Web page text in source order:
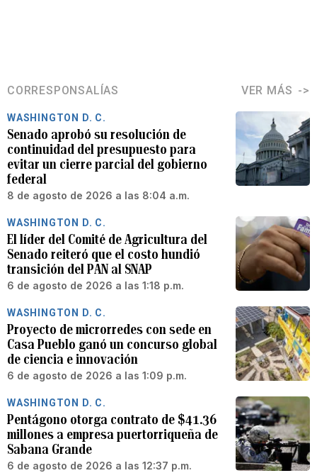
CORRESPONSALÍAS VER MÁS
WASHINGTON D. C.
Senado aprobó su resolución de
continuidad del presupuesto para
evitar un cierre parcial del gobierno
federal
8 de agosto de 2026 a las 8:04 a.m.
WASHINGTON D. C.
El líder del Comité de Agricultura del
Senado reiteró que el costo hundió
transición del PAN al SNAP
6 de agosto de 2026 a las 1:18 p.m.
WASHINGTON D. C.
Proyecto de microrredes con sede en
Casa Pueblo ganó un concurso global
de ciencia e innovación
6 de agosto de 2026 a las 1:09 p.m.
WASHINGTON D. C.
Pentágono otorga contrato de $41.36
millones a empresa puertorriqueña de
Sabana Grande
6 de agosto de 2026 a las 12:37 p.m.